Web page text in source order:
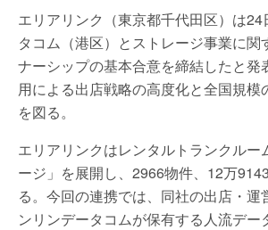
エリアリンク（東京都千代田区）は
タコム（港区）とストレージ事業に関
ナーシップの基本合意を締結したと発
用による出店戦略の高度化と全国規模
を図る。
エリアリンクはレンタルトランクルー
ージ」を展開し、2966物件、12万
る。今回の連携では、同社の出店・運
ンリンデータコムが保有する人流デー